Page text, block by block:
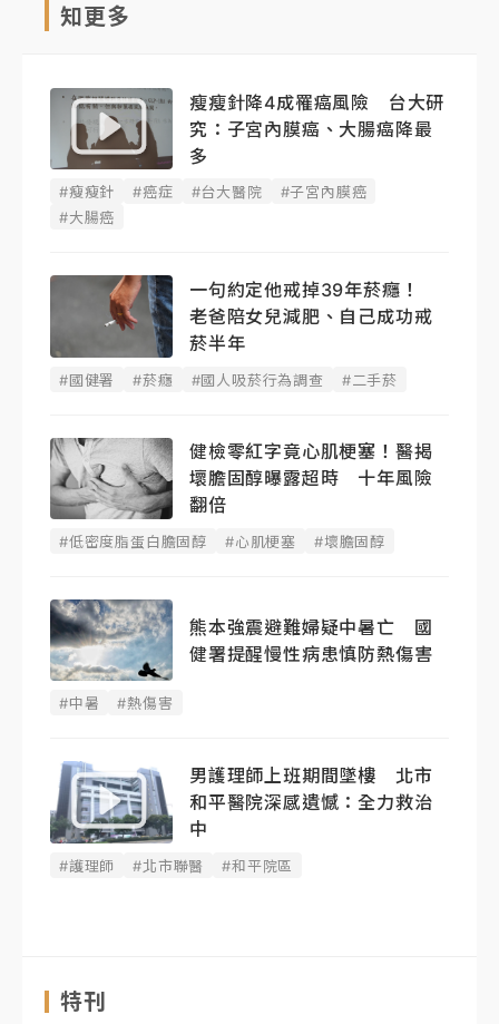
知更多
瘦瘦針降4成罹癌風險 台大研
究：子宮內膜癌、大腸癌降最
多
#瘦瘦針 #癌症 #台大醫院
#子宮內膜癌
#大腸癌
一句約定他戒掉39年菸癮！
老爸陪女兒減肥、自己成功戒
菸半年
#國健署 #菸癮 #國人吸菸行為調查 #二手菸
健檢零紅字竟心肌梗塞！醫揭
壞膽固醇曝露超時 十年風險
翻倍
#低密度脂蛋白膽固醇 #心肌梗塞 #壞膽固醇
熊本強震避難婦疑中暑亡 國
健署提醒慢性病患慎防熱傷害
#中暑 #熱傷害
男護理師上班期間墜樓 北市
和平醫院深感遺憾：全力救治
中
#護理師 #北市聯醫 #和平院區
特刊